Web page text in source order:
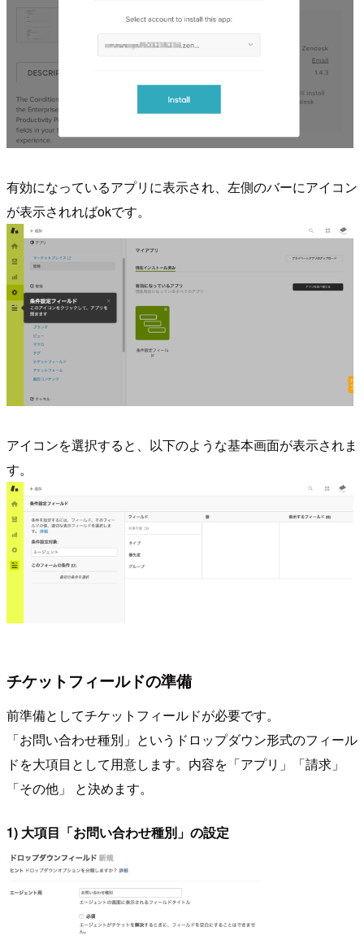
有効になっているアプリに表示され、左側のバーにアイコン
が表示されればokです。
アイコンを選択すると、以下のような基本画面が表示されま
す。
チケットフィールドの準備
前準備としてチケットフィールドが必要です。
「お問い合わせ種別」というドロップダウン形式のフィール
ドを大項目として用意します。内容を「アプリ」「請求」
「その他」 と決めます。
1) 大項目「お問い合わせ種別」の設定